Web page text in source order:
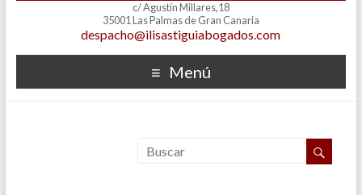
c/ Agustín Millares,18
35001 Las Palmas de Gran Canaria
despacho@ilisastiguiabogados.com
Menú